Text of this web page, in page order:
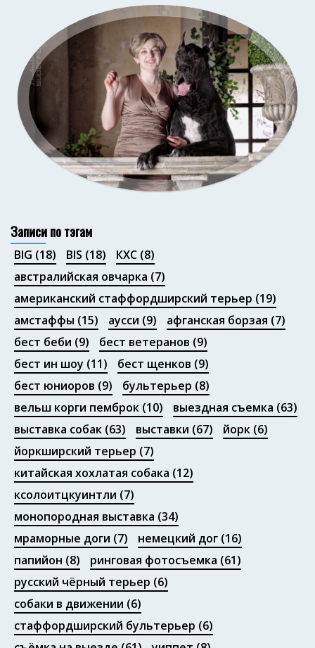
Портфолио
Записи по тэгам
BIG (18) BIS (18) КХС (8)
австралийская овчарка (7)
американский стаффордширский терьер (19)
амстаффы (15) аусси (9) афганская борзая (7)
бест беби (9) бест ветеранов (9)
бест ин шоу (11) бест щенков (9)
бест юниоров (9) бультерьер (8)
вельш корги пемброк (10) выездная съемка (63)
выставка собак (63) выставки (67) йорк (6)
йоркширский терьер (7)
китайская хохлатая собака (12)
ксолоитцкуинтли (7)
монопородная выставка (34)
мраморные доги (7) немецкий дог (16)
папийон (8) ринговая фотосъемка (61)
русский чёрный терьер (6)
собаки в движении (6)
стаффордширский бультерьер (6)